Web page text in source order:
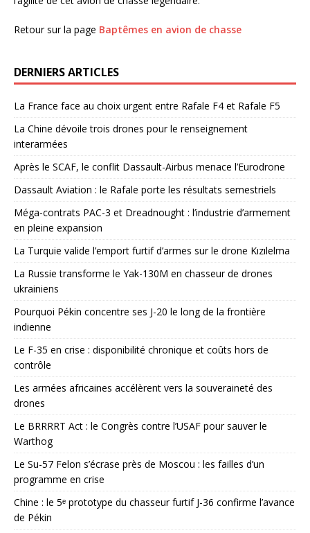
Retour sur la page Baptêmes en avion de chasse
DERNIERS ARTICLES
La France face au choix urgent entre Rafale F4 et Rafale F5
La Chine dévoile trois drones pour le renseignement
interarmées
Après le SCAF, le conflit Dassault-Airbus menace l’Eurodrone
Dassault Aviation : le Rafale porte les résultats semestriels
Méga-contrats PAC-3 et Dreadnought : l’industrie d’armement
en pleine expansion
La Turquie valide l’emport furtif d’armes sur le drone Kızılelma
La Russie transforme le Yak-130M en chasseur de drones
ukrainiens
Pourquoi Pékin concentre ses J-20 le long de la frontière
indienne
Le F-35 en crise : disponibilité chronique et coûts hors de
contrôle
Les armées africaines accélèrent vers la souveraineté des
drones
Le BRRRRT Act : le Congrès contre l’USAF pour sauver le
Warthog
Le Su-57 Felon s’écrase près de Moscou : les failles d’un
programme en crise
Chine : le 5ᵉ prototype du chasseur furtif J-36 confirme l’avance
de Pékin